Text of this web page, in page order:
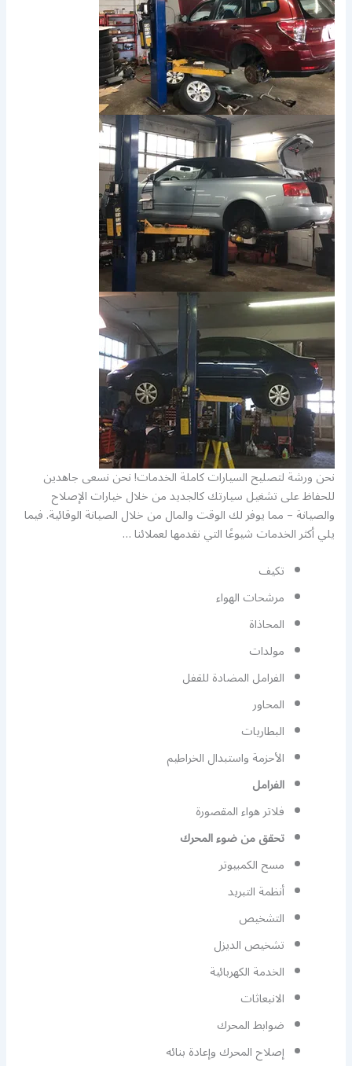
نحن ورشة لتصليح السيارات كاملة الخدمات! نحن نسعى جاهدين
للحفاظ على تشغيل سيارتك كالجديد من خلال خيارات الإصلاح
والصيانة – مما يوفر لك الوقت والمال من خلال الصيانة الوقائية. فيما
يلي أكثر الخدمات شيوعًا التي نقدمها لعملائنا …
تكيف
مرشحات الهواء
المحاذاة
مولدات
الفرامل المضادة للقفل
المحاور
البطاريات
الأحزمة واستبدال الخراطيم
الفرامل
فلاتر هواء المقصورة
تحقق من ضوء المحرك
مسح الكمبيوتر
أنظمة التبريد
التشخيص
تشخيص الديزل
الخدمة الكهربائية
الانبعاثات
ضوابط المحرك
إصلاح المحرك وإعادة بنائه